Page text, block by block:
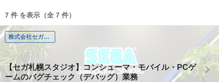
7 件 を表示（全 7 件）
株式会社セガ札幌スタジオ
【セガ札幌スタジオ】コンシューマ・モバイル・PCゲ
ームのバグチェック（デバッグ）業務